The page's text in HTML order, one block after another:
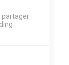
partager